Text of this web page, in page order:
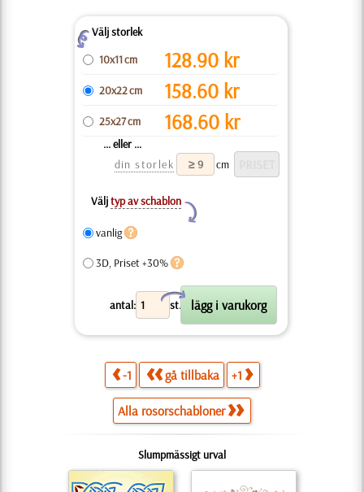
ZVälj storlek
10x11 cm
128.90 kr
20x22 cm 158.60 kr
25x27 cm 168.60 kr
... eller ...
din storlek
cm
Väljtyp av schablon
Y
vanlig
3D, Priset +30%
antal: st.
X
-1 gå tillbaka +1
Alla rosorschabloner
Slumpmässigt urval